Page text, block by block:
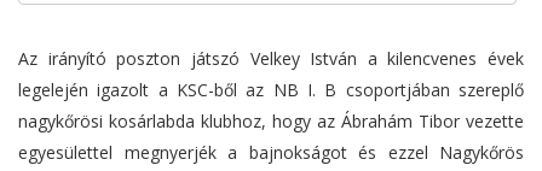
Az irányító poszton játszó Velkey István a kilencvenes évek
legelején igazolt a KSC-ből az NB I. B csoportjában szereplő
nagykőrösi kosárlabda klubhoz, hogy az Ábrahám Tibor vezette
egyesülettel megnyerjék a bajnokságot és ezzel Nagykőrös